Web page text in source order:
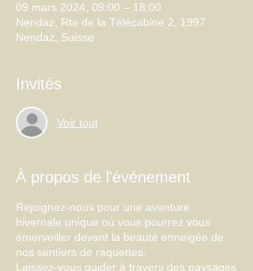
09 mars 2024, 09:00 – 18:00
Nendaz, Rte de la Télécabine 2, 1997
Nendaz, Suisse
Invités
Voir tout
À propos de l'événement
Rejoignez-nous pour une aventure
hivernale unique où vous pourrez vous
émerveiller devant la beauté enneigée de
nos sentiers de raquettes.
Laissez-vous guider à travers des paysages